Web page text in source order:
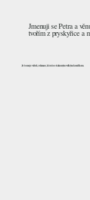
Jmenuji se Petra a
tvořím z pryskyřice a
Je to moje vášeň, relaxace, která se stala mým velkým koníčkem.